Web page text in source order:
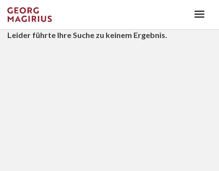
Leider führte Ihre Suche zu keinem Ergebnis.